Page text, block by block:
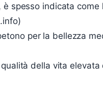
è spesso indicata
per la bellezza
della vita